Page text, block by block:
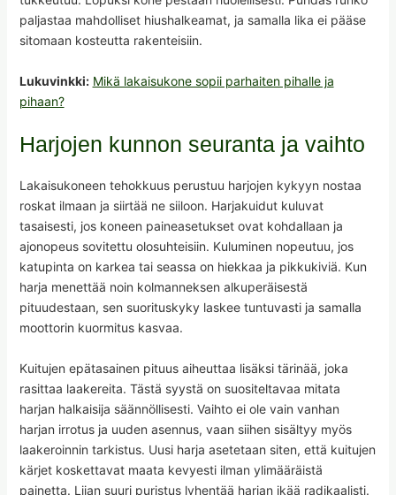
paljastaa mahdolliset hiushalkeamat, ja samalla lika ei pääse
sitomaan kosteutta rakenteisiin.
Lukuvinkki: Mikä lakaisukone sopii parhaiten pihalle ja
pihaan?
Harjojen kunnon seuranta ja vaihto
Lakaisukoneen tehokkuus perustuu harjojen kykyyn nostaa
roskat ilmaan ja siirtää ne siiloon. Harjakuidut kuluvat
tasaisesti, jos koneen paineasetukset ovat kohdallaan ja
ajonopeus sovitettu olosuhteisiin. Kuluminen nopeutuu, jos
katupinta on karkea tai seassa on hiekkaa ja pikkukiviä. Kun
harja menettää noin kolmanneksen alkuperäisestä
pituudestaan, sen suorituskyky laskee tuntuvasti ja samalla
moottorin kuormitus kasvaa.
Kuitujen epätasainen pituus aiheuttaa lisäksi tärinää, joka
rasittaa laakereita. Tästä syystä on suositeltavaa mitata
harjan halkaisija säännöllisesti. Vaihto ei ole vain vanhan
harjan irrotus ja uuden asennus, vaan siihen sisältyy myös
laakeroinnin tarkistus. Uusi harja asetetaan siten, että kuitujen
kärjet koskettavat maata kevyesti ilman ylimääräistä
painetta. Liian suuri puristus lyhentää harjan ikää radikaalisti.